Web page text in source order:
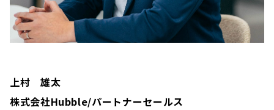
上村 雄太
株式会社Hubble/パートナーセールス